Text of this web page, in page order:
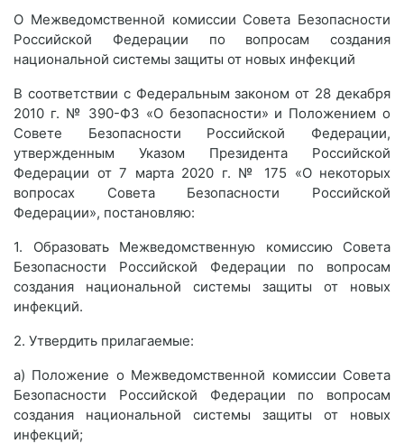
О Межведомственной комиссии Совета Безопасности
Российской Федерации по вопросам создания
национальной системы защиты от новых инфекций
В соответствии с Федеральным законом от 28 декабря
2010 г. № 390-ФЗ «О безопасности» и Положением о
Совете Безопасности Российской Федерации,
утвержденным Указом Президента Российской
Федерации от 7 марта 2020 г. № 175 «О некоторых
вопросах Совета Безопасности Российской
Федерации», постановляю:
1. Образовать Межведомственную комиссию Совета
Безопасности Российской Федерации по вопросам
создания национальной системы защиты от новых
инфекций.
2. Утвердить прилагаемые:
а) Положение о Межведомственной комиссии Совета
Безопасности Российской Федерации по вопросам
создания национальной системы защиты от новых
инфекций;